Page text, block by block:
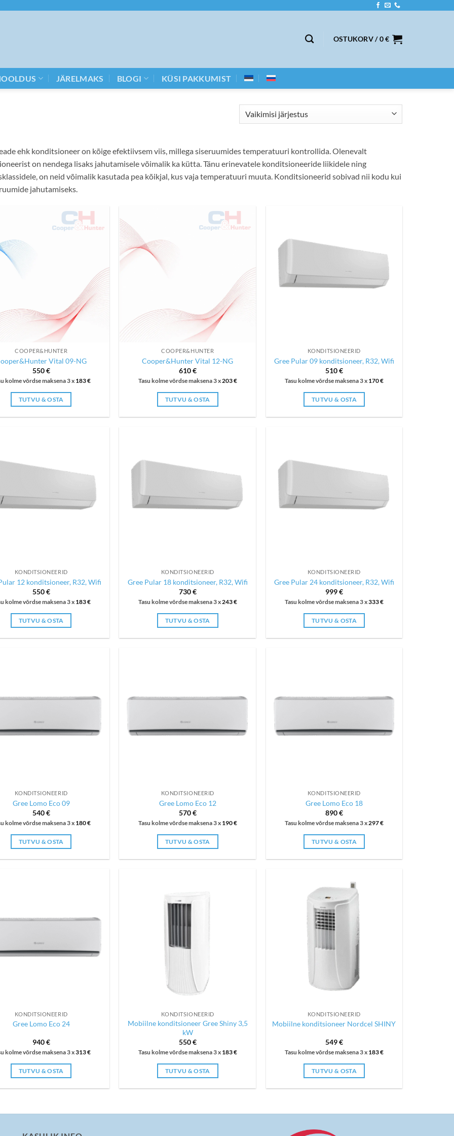
OSTUKORV /0€
JÄRELMAKS BLOGI KÜSI PAKKUMIST
ehk konditsioneer on kõige efektiivsem viis, millega siseruumides temperatuuri kontrollida. Olenevalt
on nendega lisaks jahutamisele võimalik ka kütta. Tänu erinevatele konditsioneeride liikidele ning
on neid võimalik kasutada pea kõikjal, kus vaja temperatuuri muuta. Konditsioneerid sobivad nii kodu kui
jahutamiseks.
COOPER&HUNTER
Vital 09-NG
550€
kolme võrdse maksena 3 x 183€
TUTVU & OSTA
COOPER&HUNTER
Cooper&Hunter Vital 12-NG
610€
Tasu kolme võrdse maksena 3 x203€
TUTVU & OSTA
KONDITSIONEERID
Gree Pular 09 konditsioneer, R32, Wifi
510€
Tasu kolme võrdse maksena 3 x 170€
TUTVU & OSTA
KONDITSIONEERID
12 konditsioneer, R32, Wifi
550€
kolme võrdse maksena 3 x 183€
TUTVU & OSTA
KONDITSIONEERID
Gree Pular 18 konditsioneer, R32, Wifi
730€
Tasu kolme võrdse maksena 3 x243€
TUTVU & OSTA
KONDITSIONEERID
Gree Pular 24 konditsioneer, R32, Wifi
999€
Tasu kolme võrdse maksena 3 x333€
TUTVU & OSTA
KONDITSIONEERID
Gree Lomo Eco 09
540€
kolme võrdse maksena 3 x 180€
TUTVU & OSTA
KONDITSIONEERID
Gree Lomo Eco 12
570€
Tasu kolme võrdse maksena 3 x 190€
TUTVU & OSTA
KONDITSIONEERID
Gree Lomo Eco 18
890€
Tasu kolme võrdse maksena 3 x297€
TUTVU & OSTA
KONDITSIONEERID
Gree Lomo Eco 24
940€
kolme võrdse maksena 3 x313€
TUTVU & OSTA
KONDITSIONEERID
Mobiilne konditsioneer Gree Shiny 3,5
kW
550€
Tasu kolme võrdse maksena 3 x 183€
TUTVU & OSTA
KONDITSIONEERID
Mobiilne konditsioneer Nordcel SHINY
549€
Tasu kolme võrdse maksena 3 x 183€
TUTVU & OSTA